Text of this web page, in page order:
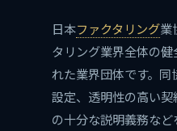
日本ファクタリング業
タリング業界全体の
れた業界団体です。
設定、透明性の高い
の十分な説明義務な